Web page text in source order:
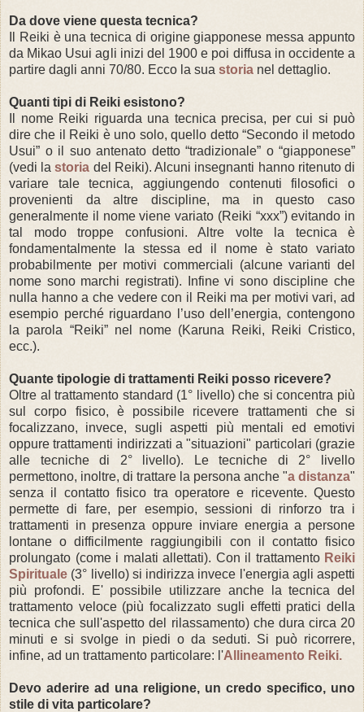
Da dove viene questa tecnica?
Il Reiki è una tecnica di origine giapponese messa appunto
da Mikao Usui agli inizi del 1900 e poi diffusa in occidente a
partire dagli anni 70/80. Ecco la sua storia nel dettaglio.
Quanti tipi di Reiki esistono?
Il nome Reiki riguarda una tecnica precisa, per cui si può
dire che il Reiki è uno solo, quello detto “Secondo il metodo
Usui” o il suo antenato detto “tradizionale” o “giapponese”
(vedi lastoria del Reiki). Alcuni insegnanti hanno ritenuto di
variare tale tecnica, aggiungendo contenuti filosofici o
provenienti da altre discipline, ma in questo caso
generalmente il nome viene variato (Reiki “xxx”) evitando in
tal modo troppe confusioni. Altre volte la tecnica è
fondamentalmente la stessa ed il nome è stato variato
probabilmente per motivi commerciali (alcune varianti del
nome sono marchi registrati). Infine vi sono discipline che
nulla hanno a che vedere con il Reiki ma per motivi vari, ad
esempio perché riguardano l’uso dell’energia, contengono
la parola “Reiki” nel nome (Karuna Reiki, Reiki Cristico,
ecc.).
Quante tipologie di trattamenti Reiki posso ricevere?
Oltre al trattamento standard (1° livello) che si concentra più
sul corpo fisico, è possibile ricevere trattamenti che si
focalizzano, invece, sugli aspetti più mentali ed emotivi
oppure trattamenti indirizzati a "situazioni" particolari (grazie
alle tecniche di 2° livello). Le tecniche di 2° livello
permettono, inoltre, di trattare la persona anche "a distanza"
senza il contatto fisico tra operatore e ricevente. Questo
permette di fare, per esempio, sessioni di rinforzo tra i
trattamenti in presenza oppure inviare energia a persone
lontane o difficilmente raggiungibili con il contatto fisico
prolungato (come i malati allettati). Con il trattamento Reiki
Spirituale (3° livello) si indirizza invece l'energia agli aspetti
più profondi. E' possibile utilizzare anche la tecnica del
trattamento veloce (più focalizzato sugli effetti pratici della
tecnica che sull'aspetto del rilassamento) che dura circa 20
minuti e si svolge in piedi o da seduti. Si può ricorrere,
infine, ad un trattamento particolare: l'Allineamento Reiki.
Devo aderire ad una religione, un credo specifico, uno
stile di vita particolare?